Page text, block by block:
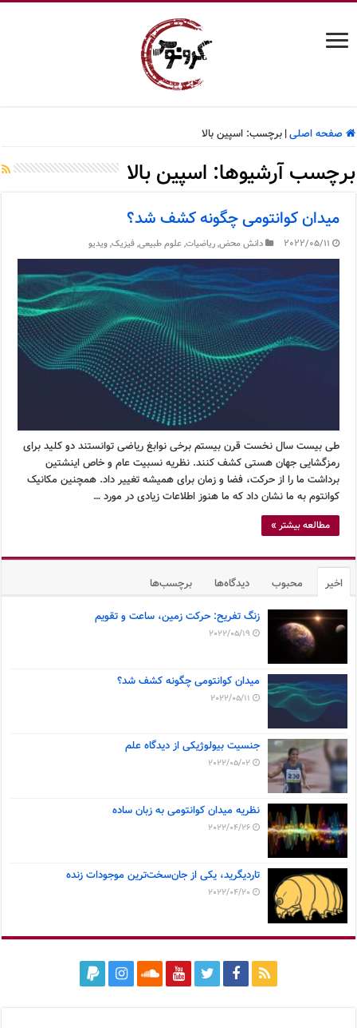
صفحه اصلی| برچسب:اسپین بالا
برچسب آرشیوها: اسپین بالا
میدان کوانتومی چگونه کشف شد؟
2022/05/11 دانش محض,ریاضیات,علوم طبیعی,فیزیک,ویدیو
طی بیست سال نخست قرن بیستم برخی نوابغ ریاضی توانستند دو کلید برای
رمزگشایی جهان هستی کشف کنند. نظریه نسبیت عام و خاص اینشتین
برداشت ما را از حرکت، فضا و زمان برای همیشه تغییر داد. همچنین مکانیک
کوانتوم به ما نشان داد که ما هنوز اطلاعات زیادی در مورد …
مطالعه بیشتر »
اخیر محبوب دیدگاه‌ها برچسب‌ها
زنگ تفریح: حرکت زمین، ساعت و تقویم
2022/05/19
میدان کوانتومی چگونه کشف شد؟
2022/05/11
جنسیت بیولوژیکی از دیدگاه علم
2022/05/02
نظریه میدان کوانتومی به زبان ساده
2022/04/26
تاردیگرید، یکی از جان‌سخت‌ترین موجودات زنده
2022/04/20